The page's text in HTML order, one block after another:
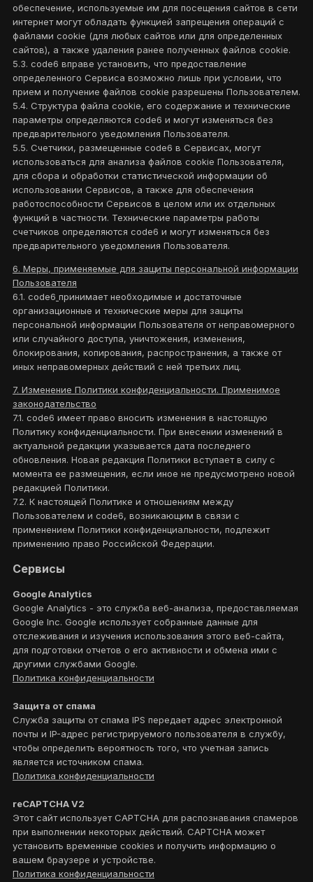
обеспечение, используемые им для посещения сайтов в сети
интернет могут обладать функцией запрещения операций с
файлами cookie (для любых сайтов или для определенных
сайтов), а также удаления ранее полученных файлов cookie.
5.3. code6 вправе установить, что предоставление
определенного Сервиса возможно лишь при условии, что
прием и получение файлов cookie разрешены Пользователем.
5.4. Структура файла cookie, его содержание и технические
параметры определяются code6 и могут изменяться без
предварительного уведомления Пользователя.
5.5. Счетчики, размещенные code6 в Сервисах, могут
использоваться для анализа файлов cookie Пользователя,
для сбора и обработки статистической информации об
использовании Сервисов, а также для обеспечения
работоспособности Сервисов в целом или их отдельных
функций в частности. Технические параметры работы
счетчиков определяются code6 и могут изменяться без
предварительного уведомления Пользователя.
6. Меры, применяемые для защиты персональной информации
Пользователя
6.1. code6 принимает необходимые и достаточные
организационные и технические меры для защиты
персональной информации Пользователя от неправомерного
или случайного доступа, уничтожения, изменения,
блокирования, копирования, распространения, а также от
иных неправомерных действий с ней третьих лиц.
7. Изменение Политики конфиденциальности. Применимое
законодательство
7.1. code6 имеет право вносить изменения в настоящую
Политику конфиденциальности. При внесении изменений в
актуальной редакции указывается дата последнего
обновления. Новая редакция Политики вступает в силу с
момента ее размещения, если иное не предусмотрено новой
редакцией Политики.
7.2. К настоящей Политике и отношениям между
Пользователем и code6, возникающим в связи с
применением Политики конфиденциальности, подлежит
применению право Российской Федерации.
Сервисы
Google Analytics
Google Analytics - это служба веб-анализа, предоставляемая
Google Inc. Google использует собранные данные для
отслеживания и изучения использования этого веб-сайта,
для подготовки отчетов о его активности и обмена ими с
другими службами Google.
Политика конфиденциальности
Защита от спама
Служба защиты от спама IPS передает адрес электронной
почты и IP-адрес регистрируемого пользователя в службу,
чтобы определить вероятность того, что учетная запись
является источником спама.
Политика конфиденциальности
reCAPTCHA V2
Этот сайт использует CAPTCHA для распознавания спамеров
при выполнении некоторых действий. CAPTCHA может
установить временные cookies и получить информацию о
вашем браузере и устройстве.
Политика конфиденциальности